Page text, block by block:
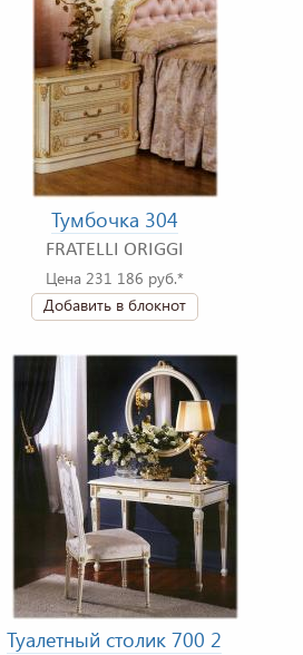
Тумбочка 304
FRATELLI ORIGGI
Цена 231 186 руб.*
Добавить в блокнот
Туалетный столик 700 2